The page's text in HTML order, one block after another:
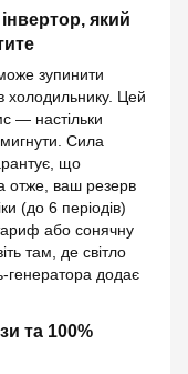
який
зупинити
холодильнику. Цей
— настільки
Сила
що
отже, ваш резерв
(до 6 періодів)
або сонячну
там, де світло
генератора додає
та 100%